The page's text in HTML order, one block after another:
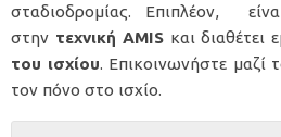
σταδιοδρομίας. Επιπλέον,
στην τεχνική AMISκαι διαθέτει
του ισχίου. Επικοινωνήστε μαζί
τον πόνο στο ισχίο.